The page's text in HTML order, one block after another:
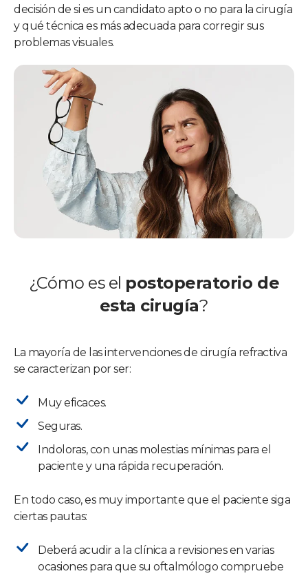
decisión de si es un candidato apto o no para la cirugía
y qué técnica es más adecuada para corregir sus
problemas visuales.
¿Cómo es el postoperatorio de
esta cirugía?
La mayoría de las intervenciones de cirugía refractiva
se caracterizan por ser:
Muy eficaces.
Seguras.
Indoloras, con unas molestias mínimas para el
paciente y una rápida recuperación.
En todo caso, es muy importante que el paciente siga
ciertas pautas:
Deberá acudir a la clínica a revisiones en varias
ocasiones para que su oftalmólogo compruebe